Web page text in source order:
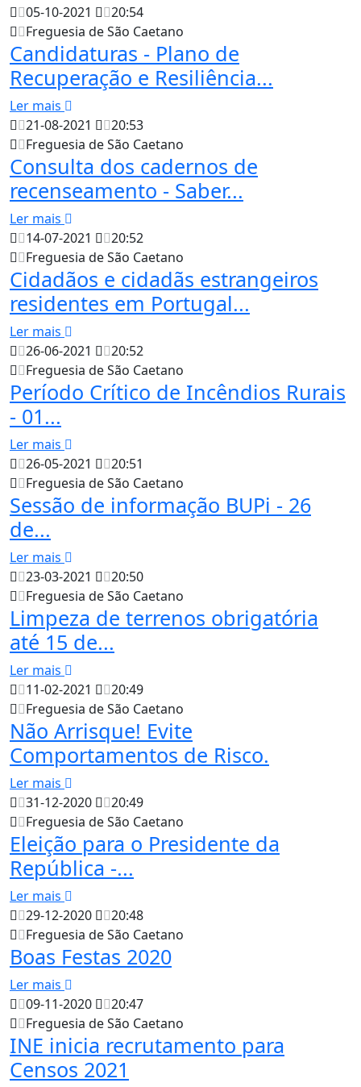
05-10-2021
20:54
Freguesia de São Caetano
Candidaturas - Plano de
Recuperação e Resiliência...
Ler mais
21-08-2021
20:53
Freguesia de São Caetano
Consulta dos cadernos de
recenseamento - Saber...
Ler mais
14-07-2021
20:52
Freguesia de São Caetano
Cidadãos e cidadãs estrangeiros
residentes em Portugal...
Ler mais
26-06-2021
20:52
Freguesia de São Caetano
Período Crítico de Incêndios Rurais
- 01...
Ler mais
26-05-2021
20:51
Freguesia de São Caetano
Sessão de informação BUPi - 26
de...
Ler mais
23-03-2021
20:50
Freguesia de São Caetano
Limpeza de terrenos obrigatória
até 15 de...
Ler mais
11-02-2021
20:49
Freguesia de São Caetano
Não Arrisque! Evite
Comportamentos de Risco.
Ler mais
31-12-2020
20:49
Freguesia de São Caetano
Eleição para o Presidente da
República -...
Ler mais
29-12-2020
20:48
Freguesia de São Caetano
Boas Festas 2020
Ler mais
09-11-2020
20:47
Freguesia de São Caetano
INE inicia recrutamento para
Censos 2021